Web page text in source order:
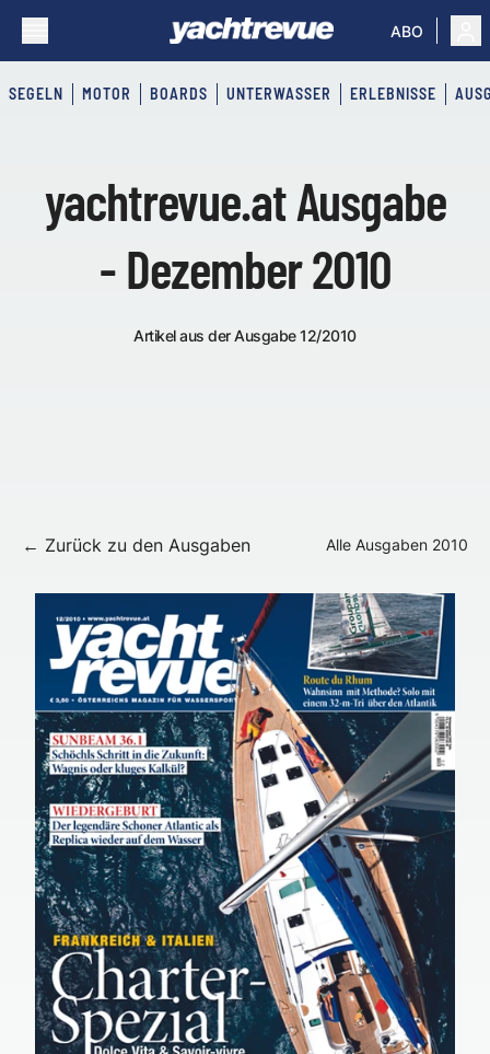
ABO
SEGELN MOTOR BOARDS UNTERWASSER ERLEBNISSE
yachtrevue.at Ausgabe
- Dezember 2010
Artikel aus der Ausgabe 12/2010
← Zurück zu den Ausgaben Alle Ausgaben 2010